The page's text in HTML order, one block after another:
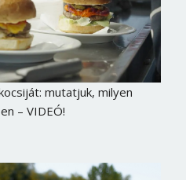
mutatjuk, milyen
– VIDEÓ!